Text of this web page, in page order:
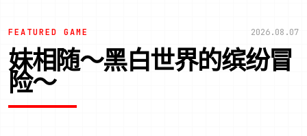
FEATURED GAME 2026.08.07
妹相随～黑白世界的缤纷冒
险～